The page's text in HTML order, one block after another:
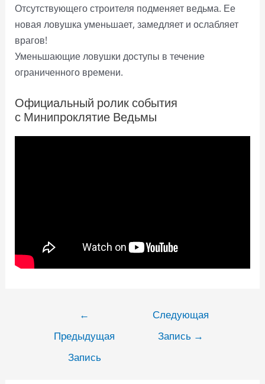
Отсутствующего строителя подменяет ведьма. Ее
новая ловушка уменьшает, замедляет и ослабляет
врагов!
Уменьшающие ловушки доступы в течение
ограниченного времени.
Официальный ролик события
с Минипроклятие Ведьмы
записям
←
Предыдущая
Запись
Следующая
Запись →